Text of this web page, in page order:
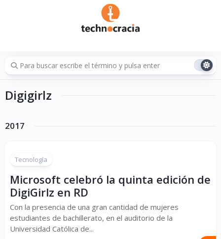
Digigirlz
2017
Tecnología
Microsoft celebró la quinta edición de
DigiGirlz en RD
Con la presencia de una gran cantidad de mujeres
estudiantes de bachillerato, en el auditorio de la
Universidad Católica de...